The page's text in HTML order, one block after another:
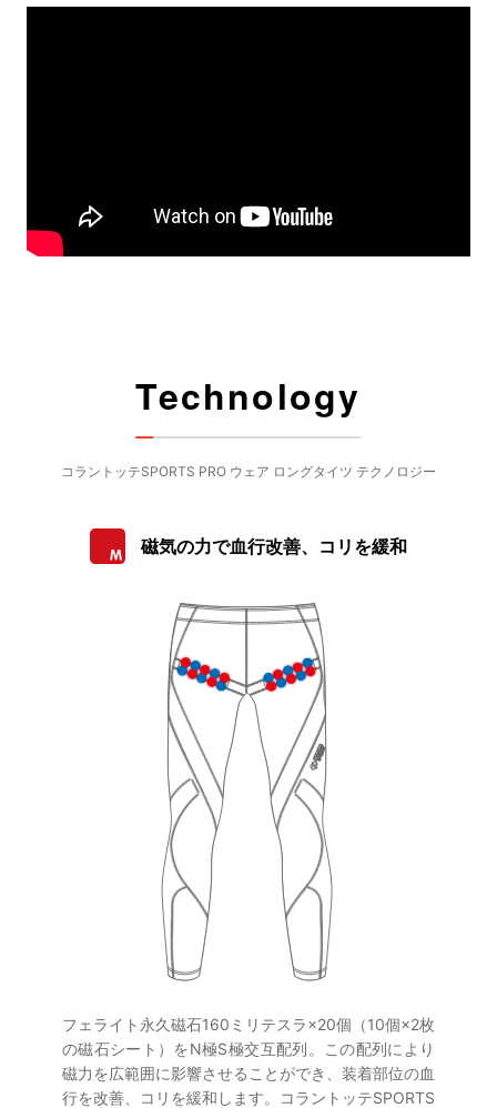
お買い物を続ける
Technology
コラントッテSPORTS PRO ウェア ロングタイツ テクノロジー
磁気の力で血行改善、コリを緩和
フェライト永久磁石160ミリテスラ×20個（10個×2枚
の磁石シート）をN極S極交互配列。この配列により
磁力を広範囲に影響させることができ、装着部位の血
行を改善、コリを緩和します。コラントッテSPORTS